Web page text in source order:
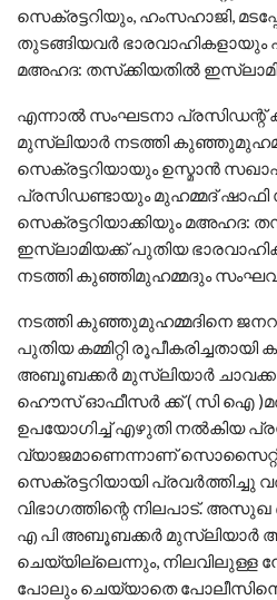
സെക്രട്ടറിയും, ഹംസഹാജി,
തുടങ്ങിയവർ
മഅഹദ: തസ്‌ക്കിയതിൽ
എന്നാൽ സംഘടനാ
മുസ്‌ലിയാർ നടത്തി
സെക്രട്ടറിയായും ഉസ്മാൻ
പ്രസിഡണ്ടായും മുഹമ്മദ്‌
സെക്രട്ടറിയാക്കിയും മഅഹദ:
ഇസ്ലാമിയക്ക് പുതിയ
നടത്തി കുഞ്ഞിമുഹമ്മദും
നടത്തി കുഞ്ഞുമുഹമ്മദിനെ
പുതിയ കമ്മിറ്റി രൂപീകരിച്ചതായി
അബൂബക്കർ മുസ്‌ലിയാർ
ഹൌസ് ഓഫീസർ ക്ക് ( സി ഐ
ഉപയോഗിച്ച് എഴുതി നൽകിയ
വ്യാജമാണെന്നാണ്
സെക്രട്ടറിയായി
വിഭാഗത്തിന്റെ നിലപാട്.
എ പി അബൂബക്കർ മുസ്ലിയാർ
ചെയ്യില്ലെന്നും,
പോലും ചെയ്യാതെ